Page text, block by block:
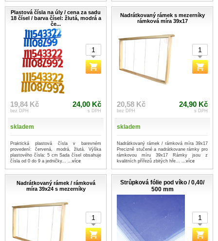
Plastová čísla na úly / cena za sadu
18 čísel / barva čísel: žlutá, modrá a
če...
19,84 Kč
bez DPH
24,00 Kč
s DPH
skladem
Praktická plastová čísla v barevném
provedení: červená, modrá, žlutá. Výška
plastového čísla: 5 cm Sada čísel obsahuje
čísla od 0 do 9 a jedničky... ...více
Nadrátkovaný rámek s mezerníky
rámková míra 39x17
20,58 Kč
bez DPH
24,90 Kč
s DPH
skladem
Nadrátkovaný rámek / rámková míra 39x17
Precizně stučené a nadrátkovane rámky pro
rámkovou míru 39x17 Rámky jsou z
kvalitních přířezů zbitých hře... ...více
Nadrátkovaný rámek / rámková
míra 39x24 s mezerníky
Strůpková fólie pod víko / 0,40/
500 mm